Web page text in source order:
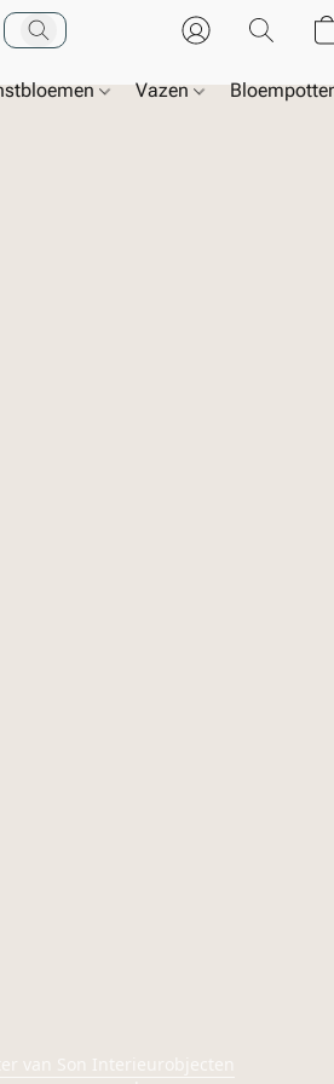
Vazen
van Son Interieurobjecten